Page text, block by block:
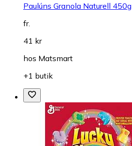
Paulúns Granola Naturell 450g
fr.
41 kr
hos Matsmart
+1 butik